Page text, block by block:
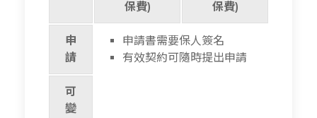
保費)
保費)
申
請
申請書需要保人簽名
有效契約可隨時提出申請
可
變